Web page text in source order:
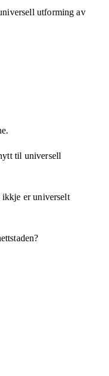
utforming av
til universell
er universelt